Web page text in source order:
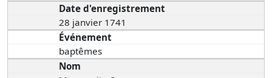
Date d'enregistrement
28 janvier 1741
Événement
baptêmes
Nom